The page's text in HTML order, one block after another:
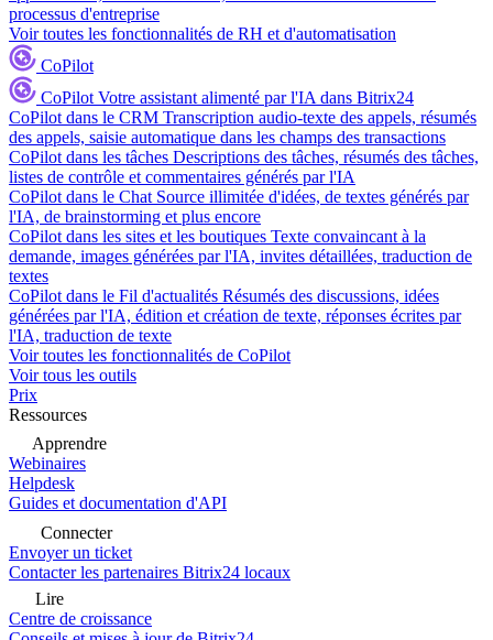
processus d'entreprise
Voir toutes les fonctionnalités de RH et d'automatisation
CoPilot
CoPilot Votre assistant alimenté par l'IA dans Bitrix24
CoPilot dans le CRM Transcription audio-texte des appels, résumés
des appels, saisie automatique dans les champs des transactions
CoPilot dans les tâches Descriptions des tâches, résumés des tâches,
listes de contrôle et commentaires générés par l'IA
CoPilot dans le Chat Source illimitée d'idées, de textes générés par
l'IA, de brainstorming et plus encore
CoPilot dans les sites et les boutiques Texte convaincant à la
demande, images générées par l'IA, invites détaillées, traduction de
textes
CoPilot dans le Fil d'actualités Résumés des discussions, idées
générées par l'IA, édition et création de texte, réponses écrites par
l'IA, traduction de texte
Voir toutes les fonctionnalités de CoPilot
Voir tous les outils
Prix
Ressources
Apprendre
Webinaires
Helpdesk
Guides et documentation d'API
Connecter
Envoyer un ticket
Contacter les partenaires Bitrix24 locaux
Lire
Centre de croissance